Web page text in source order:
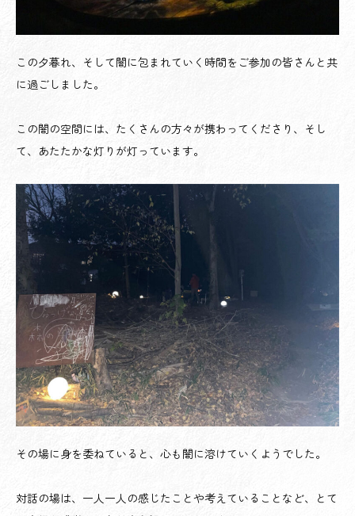
この夕暮れ、そして闇に包まれていく時間をご参加の皆さんと共
に過ごしました。
この闇の空間には、たくさんの方々が携わってくださり、そし
て、あたたかな灯りが灯っています。
その場に身を委ねていると、心も闇に溶けていくようでした。
対話の場は、一人一人の感じたことや考えていることなど、とて